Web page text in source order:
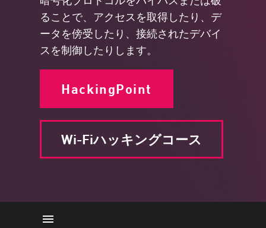
ることで、アクセスを取得したり、デ
ータを傍受したり、接続されたデバイ
スを制御したりします。
HackingPoint
Wi-Fiハッキングコース